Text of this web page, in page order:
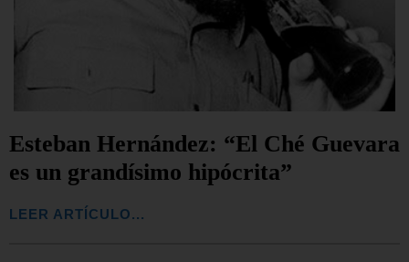
Esteban Hernández: “El Ché Guevara
es un grandísimo hipócrita”
LEER ARTÍCULO...